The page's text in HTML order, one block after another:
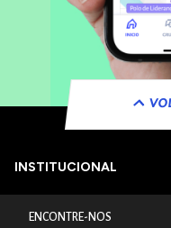
INSTITUCIONAL
ENCONTRE-NOS